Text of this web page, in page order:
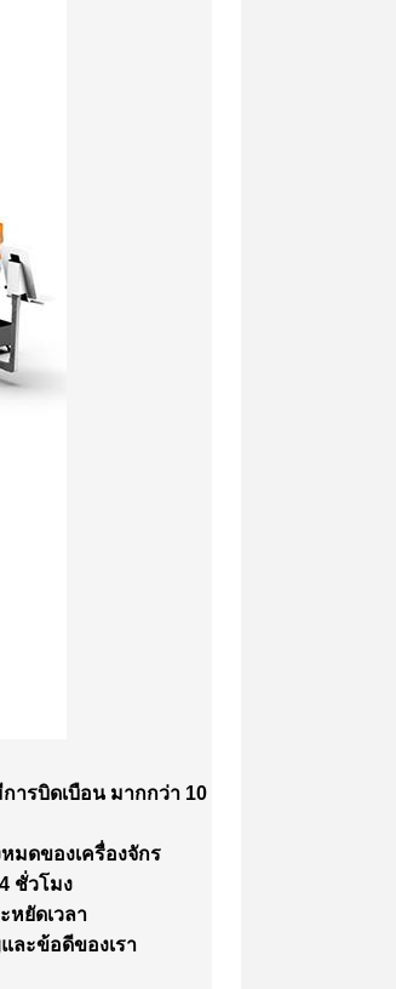
ารบิดเบือน มากกว่า 10
มดของเครื่องจักร
ชั่วโมง
หยัดเวลา
ละข้อดีของเรา